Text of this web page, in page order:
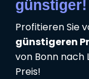
günstiger!
Profitieren Sie
günstigeren
von Bonn nach
Preis!